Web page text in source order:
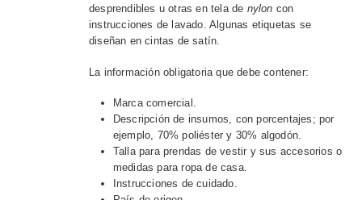
desprendibles u otras en tela de nylon con
instrucciones de lavado. Algunas etiquetas se
diseñan en cintas de satín.
La información obligatoria que debe contener:
Marca comercial.
Descripción de insumos, con porcentajes; por
ejemplo, 70% poliéster y 30% algodón.
Talla para prendas de vestir y sus accesorios o
medidas para ropa de casa.
Instrucciones de cuidado.